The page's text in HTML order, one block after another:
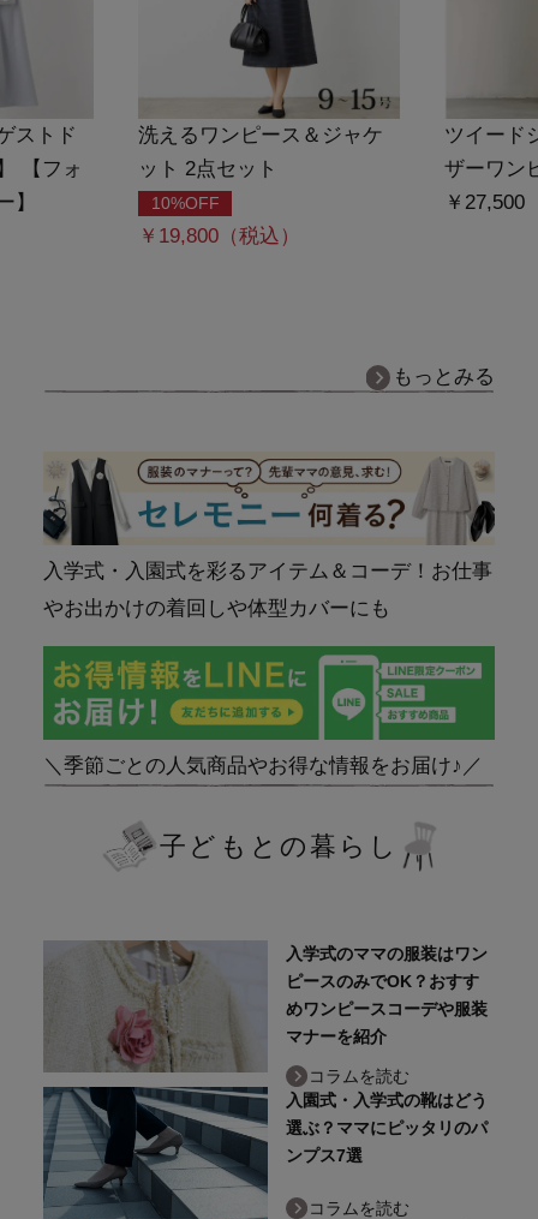
ストド
【フォ
】
洗えるワンピース＆ジャケ
ット 2点セット
10%OFF
￥19,800（税込）
ツイード
ザーワン
￥27,500
もっとみる
入学式・入園式を彩るアイテム＆コーデ！お仕事
やお出かけの着回しや体型カバーにも
＼季節ごとの人気商品やお得な情報をお届け♪／
子どもとの暮らし
入学式のママの服装はワン
ピースのみでOK？おすす
めワンピースコーデや服装
マナーを紹介
コラムを読む
入園式・入学式の靴はどう
選ぶ？ママにピッタリのパ
ンプス7選
コラムを読む